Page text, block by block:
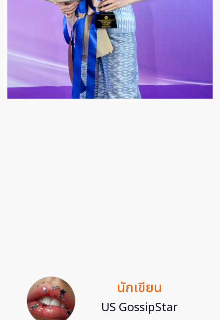
นักเขียน
US GossipStar